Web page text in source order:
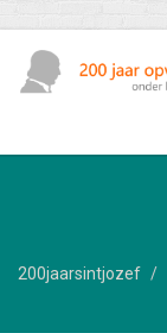
200jaarsintjozef